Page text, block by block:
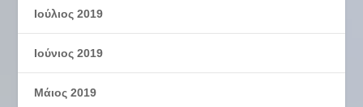
Ιούλιος 2019
Ιούνιος 2019
Μάιος 2019